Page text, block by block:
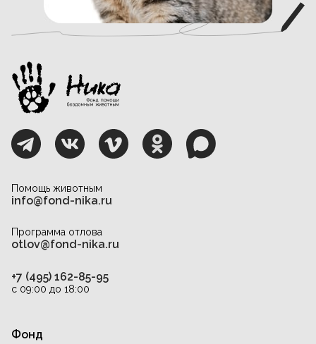
Помощь животным
info@fond-nika.ru
Программа отлова
otlov@fond-nika.ru
+7 (495) 162-85-95
с 09:00 до 18:00
Фонд